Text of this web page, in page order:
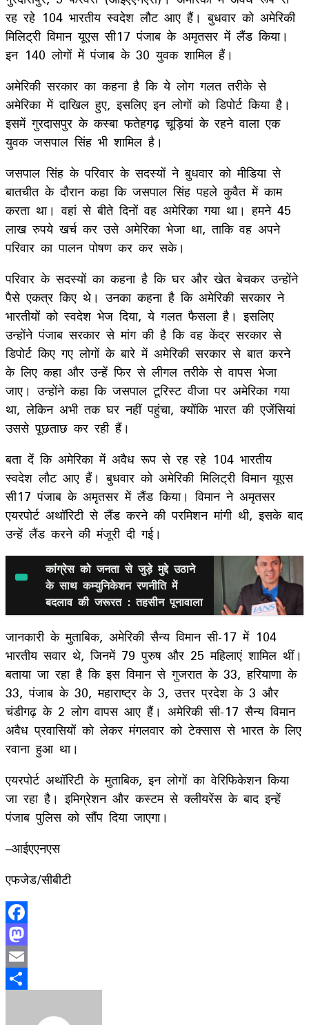
रह रहे 104 भारतीय स्वदेश लौट आए हैं। बुधवार को अमेरिकी
मिलिट्री विमान यूएस सी17 पंजाब के अमृतसर में लैंड किया।
इन 140 लोगों में पंजाब के 30 युवक शामिल हैं।
अमेरिकी सरकार का कहना है कि ये लोग गलत तरीके से
अमेरिका में दाखिल हुए, इसलिए इन लोगों को डिपोर्ट किया है।
इसमें गुरदासपुर के कस्बा फतेहगढ़ चूड़ियां के रहने वाला एक
युवक जसपाल सिंह भी शामिल है।
जसपाल सिंह के परिवार के सदस्यों ने बुधवार को मीडिया से
बातचीत के दौरान कहा कि जसपाल सिंह पहले कुवैत में काम
करता था। वहां से बीते दिनों वह अमेरिका गया था। हमने 45
लाख रुपये खर्च कर उसे अमेरिका भेजा था, ताकि वह अपने
परिवार का पालन पोषण कर कर सके।
परिवार के सदस्यों का कहना है कि घर और खेत बेचकर उन्होंने
पैसे एकत्र किए थे। उनका कहना है कि अमेरिकी सरकार ने
भारतीयों को स्वदेश भेज दिया, ये गलत फैसला है। इसलिए
उन्होंने पंजाब सरकार से मांग की है कि वह केंद्र सरकार से
डिपोर्ट किए गए लोगों के बारे में अमेरिकी सरकार से बात करने
के ल‍िए कहा और उन्हें फिर से लीगल तरीके से वापस भेजा
जाए। उन्होंने कहा कि जसपाल टूरिस्ट वीजा पर अमेरिका गया
था, लेकिन अभी तक घर नहीं पहुंचा, क्योंकि भारत की एजेंसियां
उससे पूछताछ कर रही हैं।
बता दें कि अमेरिका में अवैध रूप से रह रहे 104 भारतीय
स्वदेश लौट आए हैं। बुधवार को अमेरिकी मिलिट्री विमान यूएस
सी17 पंजाब के अमृतसर में लैंड किया। विमान ने अमृतसर
एयरपोर्ट अथॉरिटी से लैंड करने की परमिशन मांगी थी, इसके बाद
उन्हें लैंड करने की मंजूरी दी गई।
कांग्रेस को जनता से जुड़े मुद्दे उठाने
के साथ कम्युनिकेशन रणनीति में
बदलाव की जरूरत : तहसीन पूनावाला
जानकारी के मुताबिक, अमेरिकी सैन्य विमान सी-17 में 104
भारतीय सवार थे, जिनमें 79 पुरुष और 25 महिलाएं शामिल थीं।
बताया जा रहा है कि इस विमान से गुजरात के 33, हरियाणा के
33, पंजाब के 30, महाराष्ट्र के 3, उत्तर प्रदेश के 3 और
चंडीगढ़ के 2 लोग वापस आए हैं। अमेरिकी सी-17 सैन्य विमान
अवैध प्रवासियों को लेकर मंगलवार को टेक्सास से भारत के लिए
रवाना हुआ था।
एयरपोर्ट अथॉरिटी के मुताबिक, इन लोगों का वेरिफिकेशन क‍िया
जा रहा है। इमिग्रेशन और कस्टम से क्लीयरेंस के बाद इन्‍हें
पंजाब पुलिस को सौंप दिया जाएगा।
–आईएएनएस
एफजेड/सीबीटी
Facebook
Mastodon
Email